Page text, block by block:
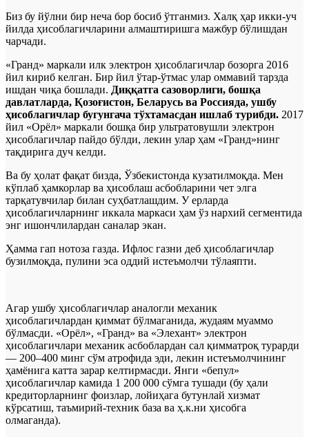
Биз бу йўлни бир неча бор босиб ўтганмиз. Халқ ҳар икки-уч
йилда ҳисоблагичларини алмаштиришга мажбур бўлишдан
чарчади.
«Гранд» маркали илк электрон ҳисоблагичлар бозорга 2016
йил кириб келган. Бир йил ўтар-ўтмас улар оммавий тарзда
ишдан чиқа бошлади. Диққатга сазоворлиги, бошқа
давлатларда, Қозоғистон, Беларусь ва Россияда, ушбу
ҳисоблагичлар бугунгача тўхтамасдан ишлаб турибди. 2017
йил «Орёл» маркали бошқа бир ультратовушли электрон
ҳисоблагичлар пайдо бўлди, лекин улар ҳам «Гранд»нинг
тақдирига дуч келди.
Ва бу ҳолат фақат бизда, Ўзбекистонда кузатилмоқда. Мен
кўплаб ҳамкорлар ва ҳисоблаш асбобларини чет элга
тарқатувчилар билан суҳбатлашдим. У ерларда
ҳисоблагичларнинг иккала маркаси ҳам ўз нархий сегментида
энг ишончлилардан саналар экан.
Ҳамма гап нотоза газда. Ифлос газни деб ҳисоблагичлар
бузилмоқда, пулини эса оддий истеъмолчи тўлаяпти.
Агар ушбу ҳисоблагичлар аналогли механик
ҳисоблагичлардан қиммат бўлмаганида, жудаям муаммо
бўлмасди. «Орёл», «Гранд» ва «Элехант» электрон
ҳисоблагичлари механик асбоблардан сал қимматроқ турарди
— 200–400 минг сўм атрофида эди, лекин истеъмолчининг
ҳамёнига катта зарар келтирмасди. Янги «бепул»
ҳисоблагичлар камида 1 200 000 сўмга тушади (бу ҳали
кредиторларнинг фоизлар, лойиҳага бутунлай хизмат
кўрсатиш, таъмирий-техник база ва ҳ.к.ни ҳисобга
олмаганда).